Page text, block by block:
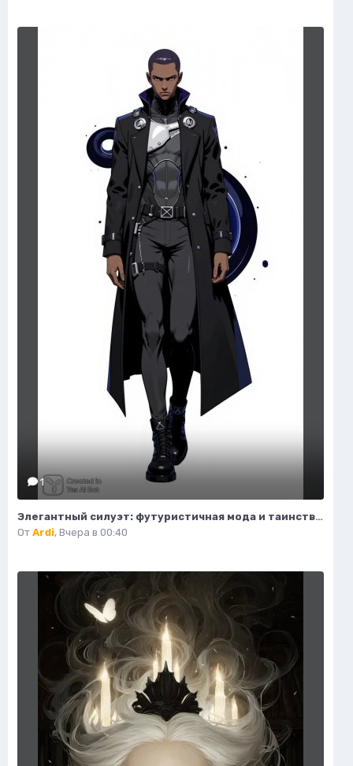
1
Элегантный силуэт: футуристичная мода и таинственный воитель пустоты. Генерация из нейронной сети Flux Ai
От Ardi, Вчера в 00:40